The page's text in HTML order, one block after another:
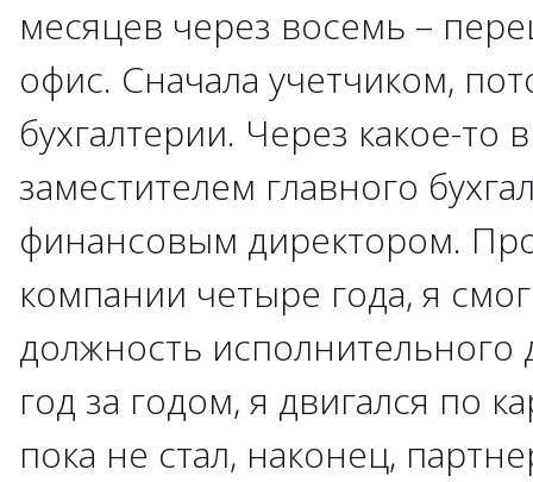
месяцев через восемь –
офис. Сначала учетчиком,
бухгалтерии. Через какое-то
заместителем главного
финансовым директором.
компании четыре года, я
должность исполнительного
год за годом, я двигался по
пока не стал, наконец,